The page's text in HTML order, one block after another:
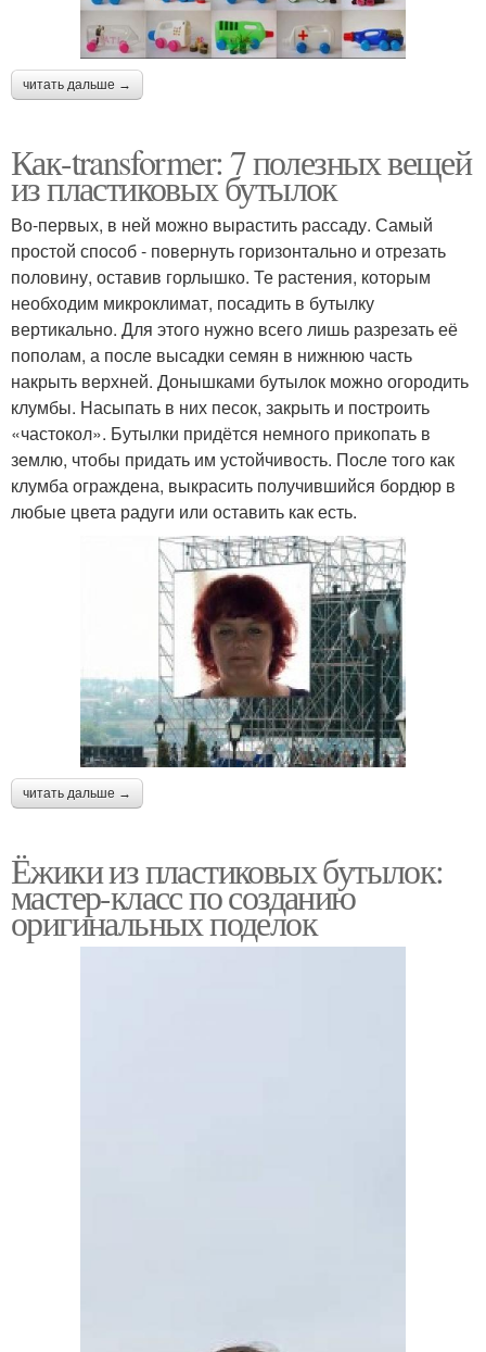
читать дальше →
Как-transformer: 7 полезных вещей
из пластиковых бутылок
Во-первых, в ней можно вырастить рассаду. Самый
простой способ - повернуть горизонтально и отрезать
половину, оставив горлышко. Те растения, которым
необходим микроклимат, посадить в бутылку
вертикально. Для этого нужно всего лишь разрезать её
пополам, а после высадки семян в нижнюю часть
накрыть верхней. Донышками бутылок можно огородить
клумбы. Насыпать в них песок, закрыть и построить
«частокол». Бутылки придётся немного прикопать в
землю, чтобы придать им устойчивость. После того как
клумба ограждена, выкрасить получившийся бордюр в
любые цвета радуги или оставить как есть.
читать дальше →
Ёжики из пластиковых бутылок:
мастер-класс по созданию
оригинальных поделок